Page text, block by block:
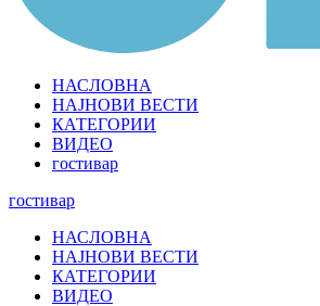
НАСЛОВНА
НАЈНОВИ ВЕСТИ
КАТЕГОРИИ
ВИДЕО
гостивар
гостивар
НАСЛОВНА
НАЈНОВИ ВЕСТИ
КАТЕГОРИИ
ВИДЕО